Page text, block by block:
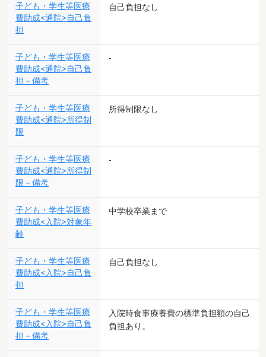
子ども・学生等医療
費助成<通院>自己負
担
自己負担なし
子ども・学生等医療
費助成<通院>自己負
担－備考
-
子ども・学生等医療
費助成<通院>所得制
限
所得制限なし
子ども・学生等医療
費助成<通院>所得制
限－備考
-
子ども・学生等医療
費助成<入院>対象年
齢
中学校卒業まで
子ども・学生等医療
費助成<入院>自己負
担
自己負担なし
子ども・学生等医療
費助成<入院>自己負
担－備考
入院時食事療養費の標準負担額の自己
負担あり。